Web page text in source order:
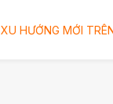
XU HƯỚNG MỚI